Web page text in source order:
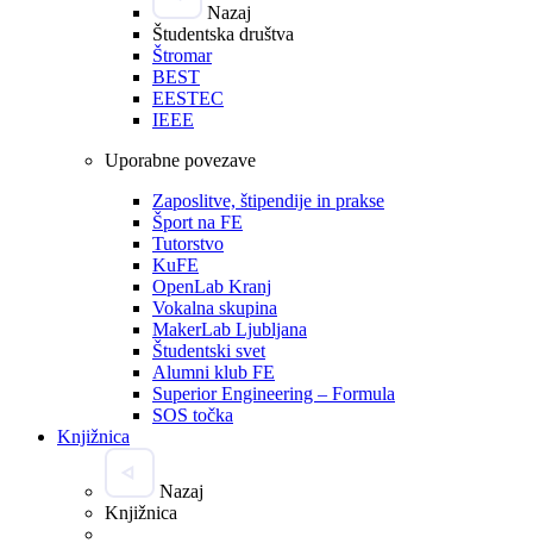
Nazaj
Študentska društva
Štromar
BEST
EESTEC
IEEE
Uporabne povezave
Zaposlitve, štipendije in prakse
Šport na FE
Tutorstvo
KuFE
OpenLab Kranj
Vokalna skupina
MakerLab Ljubljana
Študentski svet
Alumni klub FE
Superior Engineering – Formula
SOS točka
Knjižnica
Nazaj
Knjižnica